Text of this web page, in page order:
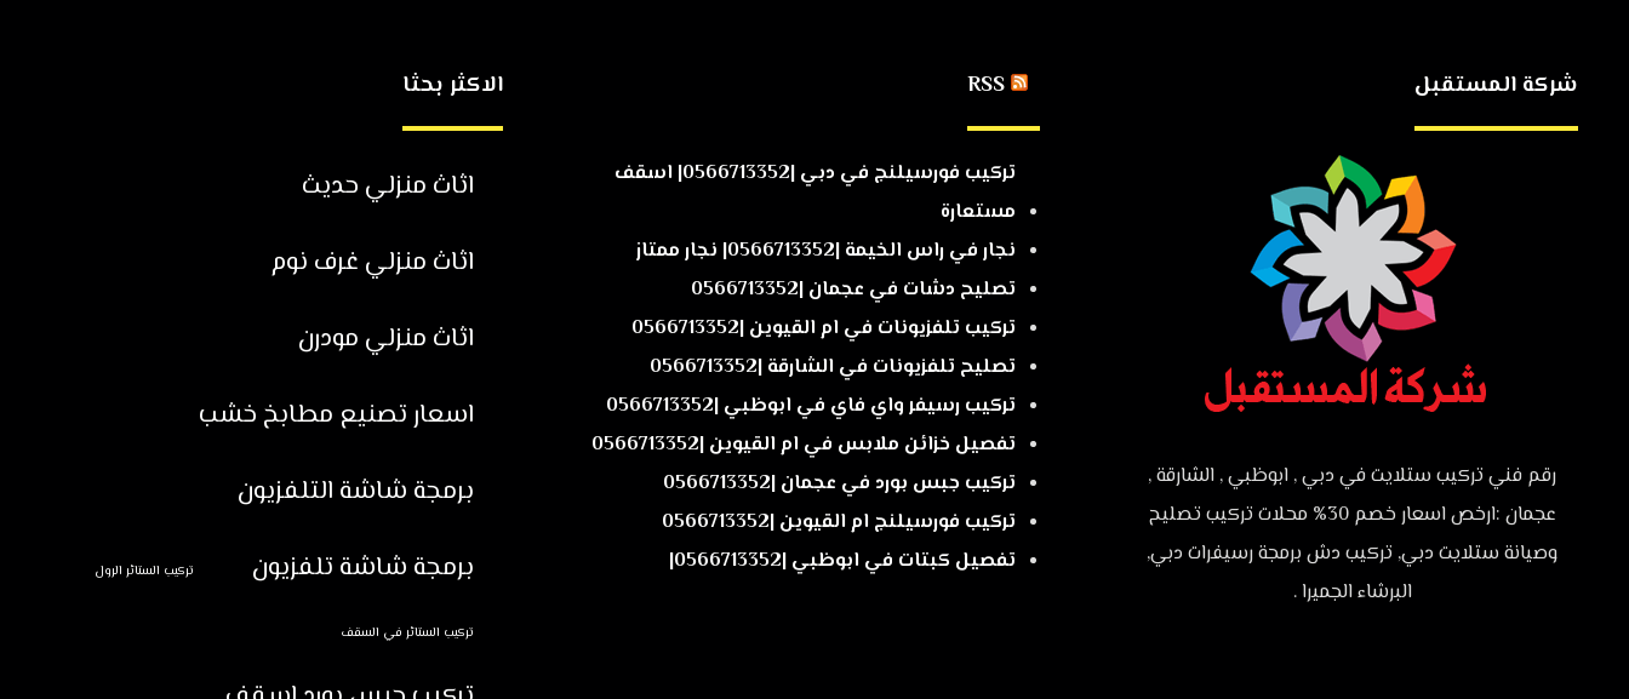
شركة المستقبل
رقم فني تركيب ستلايت في دبي , ابوظبي , الشارقة ,
عجمان :ارخص اسعار خصم 30% محلات تركيب تصليح
وصيانة ستلايت دبي, تركيب دش برمجة رسيفرات دبي,
البرشاء الجميرا .
RSS
تركيب فورسيلنج في دبي |0566713352| اسقف
مستعارة
نجار في راس الخيمة |0566713352| نجار ممتاز
تصليح دشات في عجمان |0566713352
تركيب تلفزيونات في ام القيوين |0566713352
تصليح تلفزيونات في الشارقة |0566713352
تركيب رسيفر واي فاي في ابوظبي |0566713352
تفصيل خزائن ملابس في ام القيوين |0566713352
تركيب جبس بورد في عجمان |0566713352
تركيب فورسيلنج ام القيوين |0566713352
تفصيل كبتات في ابوظبي |0566713352|
الاكثر بحثا
اثاث منزلي حديث
اثاث منزلي غرف نوم
اثاث منزلي مودرن
اسعار تصنيع مطابخ خشب
برمجة شاشة التلفزيون
برمجة شاشة تلفزيون
تركيب الستائر الرول
تركيب الستائر في السقف